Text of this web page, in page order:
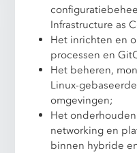
Infrastructure as
Het inrichten en
processen en
Het beheren,
Linux-
omgevingen;
Het
networking en
binnen hybride